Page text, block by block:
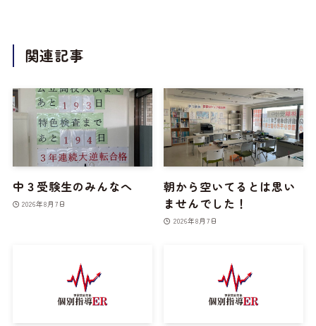
関連記事
中３受験生のみんなへ
2026年8月7日
朝から空いてるとは思い
ませんでした！
2026年8月7日